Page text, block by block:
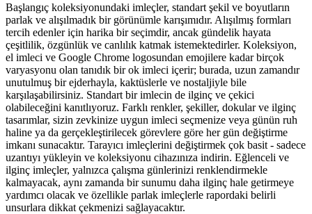
Başlangıç koleksiyonundaki imleçler, standart şekil ve boyutların
parlak ve alışılmadık bir görünümle karışımıdır. Alışılmış formları
tercih edenler için harika bir seçimdir, ancak gündelik hayata
çeşitlilik, özgünlük ve canlılık katmak istemektedirler. Koleksiyon,
el imleci ve Google Chrome logosundan emojilere kadar birçok
varyasyonu olan tanıdık bir ok imleci içerir; burada, uzun zamandır
unutulmuş bir ejderhayla, kaktüslerle ve nostaljiyle bile
karşılaşabilirsiniz. Standart bir imlecin de ilginç ve çekici
olabileceğini kanıtlıyoruz. Farklı renkler, şekiller, dokular ve ilginç
tasarımlar, sizin zevkinize uygun imleci seçmenize veya günün ruh
haline ya da gerçekleştirilecek görevlere göre her gün değiştirme
imkanı sunacaktır. Tarayıcı imleçlerini değiştirmek çok basit - sadece
uzantıyı yükleyin ve koleksiyonu cihazınıza indirin. Eğlenceli ve
ilginç imleçler, yalnızca çalışma günlerinizi renklendirmekle
kalmayacak, aynı zamanda bir sunumu daha ilginç hale getirmeye
yardımcı olacak ve özellikle parlak imleçlerle rapordaki belirli
unsurlara dikkat çekmenizi sağlayacaktır.